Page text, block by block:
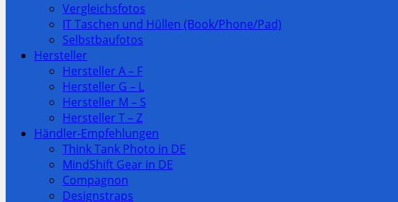
Vergleichsfotos
IT Taschen und Hüllen (Book/Phone/Pad)
Selbstbaufotos
Hersteller
Hersteller A – F
Hersteller G – L
Hersteller M – S
Hersteller T – Z
Händler-Empfehlungen
Think Tank Photo in DE
MindShift Gear in DE
Compagnon
Designstraps